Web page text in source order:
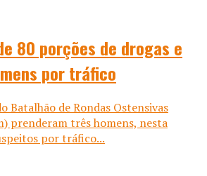
80 porções de drogas e
por tráfico
Batalhão de Rondas Ostensivas
prenderam três homens, nesta
por tráfico...